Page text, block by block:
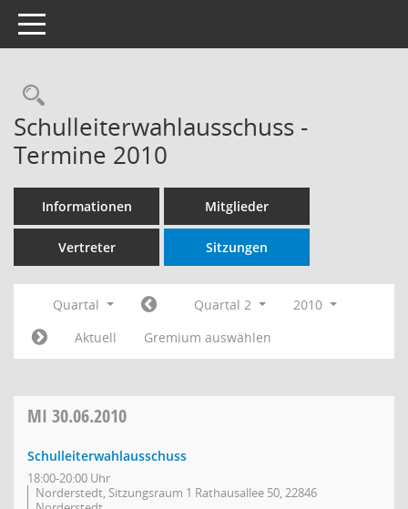
Toggle navigation
Rechercheauswahl
Schulleiterwahlausschuss -
Termine 2010
Informationen Mitglieder
Vertreter Sitzungen
Quartal Quartal 2
2010
Aktuell
Gremium auswählen
MI 30.06.2010
Schulleiterwahlausschuss
18:00-20:00 Uhr
Norderstedt, Sitzungsraum 1 Rathausallee 50, 22846